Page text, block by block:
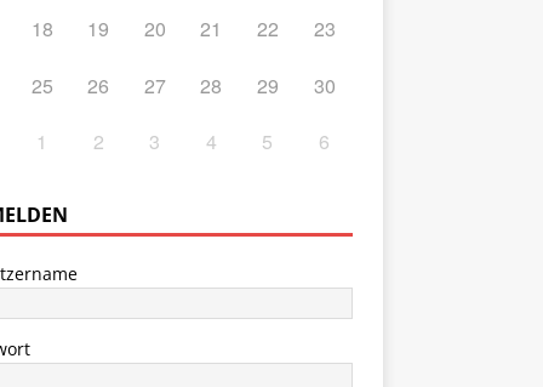
18 19 20 21 22 23
25 26 27 28 29 30
1 2 3 4 5 6